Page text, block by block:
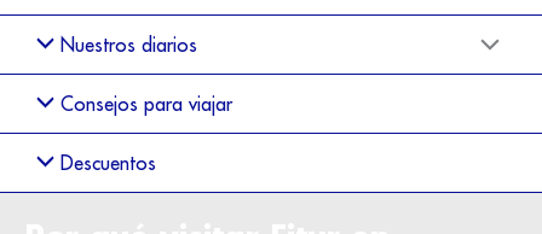
Nuestros diarios
Consejos para viajar
Descuentos